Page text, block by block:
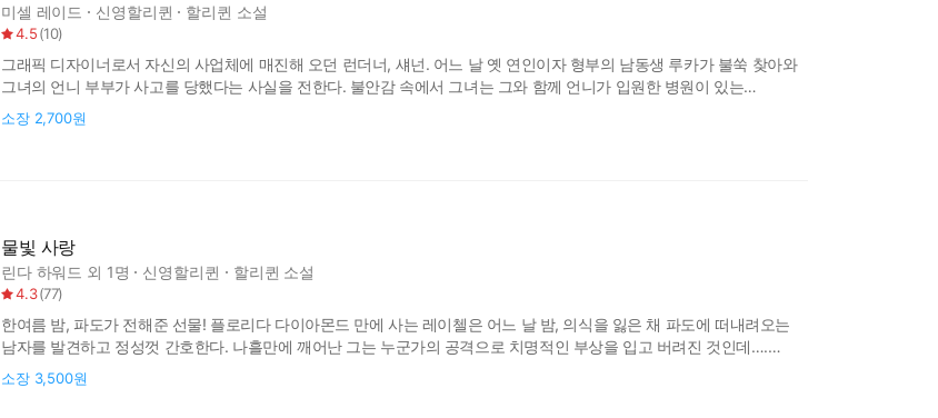
미셀 레이드 신영할리퀸 할리퀸 소설
4.5(10)
그래픽 디자이너로서 자신의 사업체에 매진해 오던 런더너, 섀넌. 어느 날 옛 연인이자 형부의 남동생 루카가 불쑥 찾아와
그녀의 언니 부부가 사고를 당했다는 사실을 전한다. 불안감 속에서 그녀는 그와 함께 언니가 입원한 병원이 있는
이탈리아로 떠나기로 한다. 과거 헤어질 때의 상처를 아직도 품고 있음에도 그와 동행하는 동안 섀넌은 여전히 매력적인
루카를 자꾸 의식하는데…. 바래지 않는 감동과 사랑을 추억의 할리퀸에서 만나 보세요! ▶책 속에서 “
소장 2,700원
물빛 사랑
린다 하워드 외 1명 신영할리퀸 할리퀸 소설
4.3(77)
한여름 밤, 파도가 전해준 선물! 플로리다 다이아몬드 만에 사는 레이첼은 어느 날 밤, 의식을 잃은 채 파도에 떠내려오는
남자를 발견하고 정성껏 간호한다. 나흘만에 깨어난 그는 누군가의 공격으로 치명적인 부상을 입고 버려진 것인데….
하지만 여전히 그의 죽음을 원하는 사람이 있었다. 레이첼은 알지도 못하는 남자를 위해 자신이 생명을 위험에 빠뜨려야
하는 걸까? <작품 속에서> 그는 총상을 입고 있었다. 그리고 전혀 움직이지 않았다. 마치 죽은
소장 3,500원